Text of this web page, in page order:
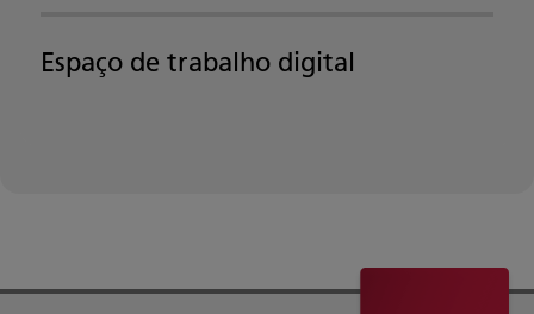
Espaço de trabalho digital